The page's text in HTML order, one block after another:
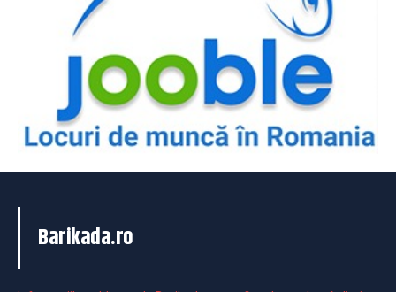
Barikada.ro